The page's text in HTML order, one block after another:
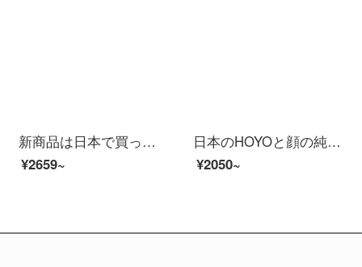
新商品は日本で買った大きなバスタオルです。女性用速乾吸水可爱いです。ベビータオルを着用します。
¥2659~
日本のHOYOと顔の純綿の浴槽の長さのモデルの男女の家庭用の吸水速度の乾綿のカップルのタイプの浴衣の氷の墨のLコードは身長の175-190 CMに適します。
¥2050~